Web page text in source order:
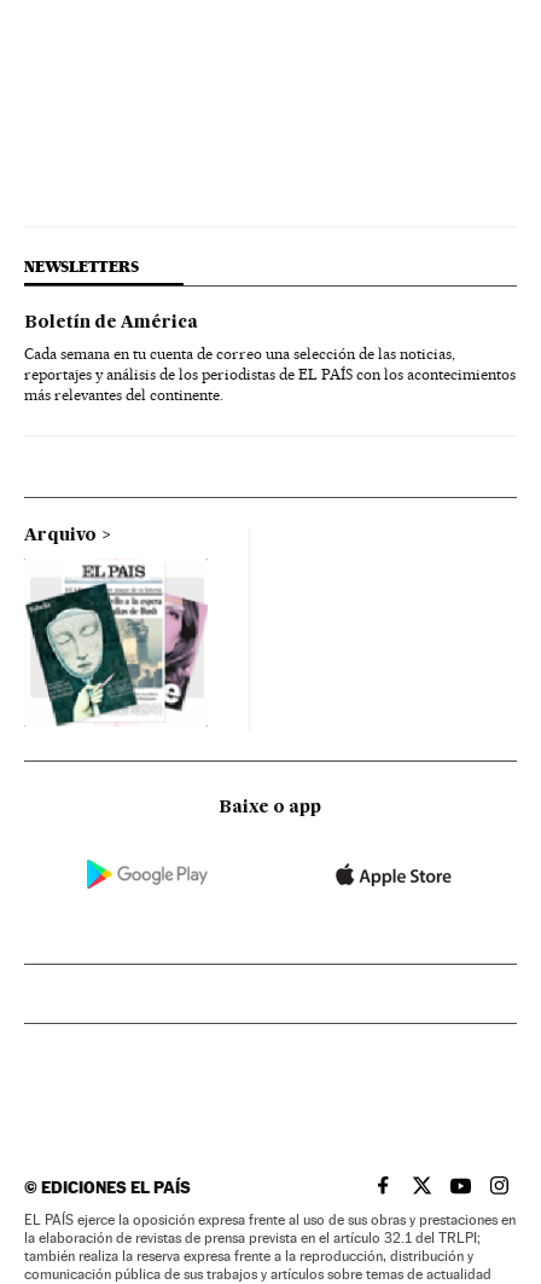
NEWSLETTERS
Boletín de América
Cada semana en tu cuenta de correo una selección de las noticias,
reportajes y análisis de los periodistas de EL PAÍS con los acontecimientos
más relevantes del continente.
Arquivo
Baixe o app
©EDICIONES EL PAÍS EL PAÍS BRASIL EN
EL PAÍSEL PAÍS
EL
EL PAÍS ejerce la oposición expresa frente al uso de sus obras y prestaciones en
la elaboración de revistas de prensa prevista en el artículo 32.1 del TRLPI;
también realiza la reserva expresa frente a la reproducción, distribución y
comunicación pública de sus trabajos y artículos sobre temas de actualidad